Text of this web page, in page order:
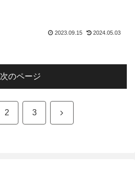
2023.09.15 2024.05.03
次のページ
2 3 次